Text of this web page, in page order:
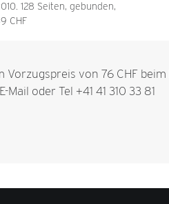
128 Seiten, gebunden,
CHF
von 76 CHF
E-Mail oder Tel +41 41 310 33 81